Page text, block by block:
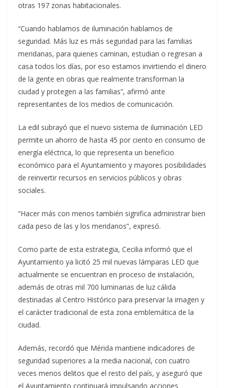
otras 197 zonas habitacionales.
“Cuando hablamos de iluminación hablamos de
seguridad. Más luz es más seguridad para las familias
meridanas, para quienes caminan, estudian o regresan a
casa todos los días, por eso estamos invirtiendo el dinero
de la gente en obras que realmente transforman la
ciudad y protegen a las familias”, afirmó ante
representantes de los medios de comunicación.
La edil subrayó que el nuevo sistema de iluminación LED
permite un ahorro de hasta 45 por ciento en consumo de
energía eléctrica, lo que representa un beneficio
económico para el Ayuntamiento y mayores posibilidades
de reinvertir recursos en servicios públicos y obras
sociales.
“Hacer más con menos también significa administrar bien
cada peso de las y los meridanos”, expresó.
Como parte de esta estrategia, Cecilia informó que el
Ayuntamiento ya licitó 25 mil nuevas lámparas LED que
actualmente se encuentran en proceso de instalación,
además de otras mil 700 luminarias de luz cálida
destinadas al Centro Histórico para preservar la imagen y
el carácter tradicional de esta zona emblemática de la
ciudad.
Además, recordó que Mérida mantiene indicadores de
seguridad superiores a la media nacional, con cuatro
veces menos delitos que el resto del país, y aseguró que
el Ayuntamiento continuará impulsando acciones